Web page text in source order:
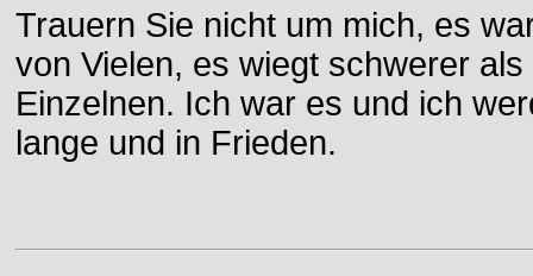
Trauern Sie nicht um mich, es
von Vielen, es wiegt schwerer
Einzelnen. Ich war es und ich
lange und in Frieden.